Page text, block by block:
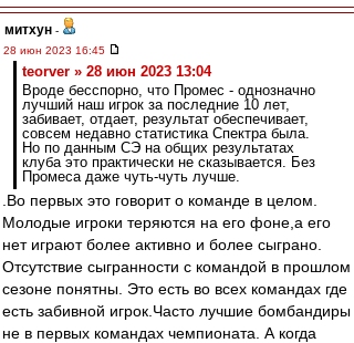
митхун -
28 июн 2023 16:45
teorver » 28 июн 2023 13:04
Вроде бесспорно, что Промес - однозначно
лучший наш игрок за последние 10 лет,
забивает, отдает, результат обеспечивает,
совсем недавно статистика Спектра была.
Но по данным СЭ на общих результатах
клуба это практически не сказывается. Без
Промеса даже чуть-чуть лучше.
.Во первых это говорит о команде в целом.
Молодые игроки теряются на его фоне,а его
нет играют более активно и более сыграно.
Отсутствие сыгранности с командой в прошлом
сезоне понятны. Это есть во всех командах где
есть забивной игрок.Часто лучшие бомбандиры
не в первых командах чемпионата. А когда